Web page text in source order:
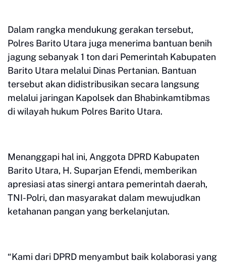
Dalam rangka mendukung gerakan tersebut,
Polres Barito Utara juga menerima bantuan benih
jagung sebanyak 1 ton dari Pemerintah Kabupaten
Barito Utara melalui Dinas Pertanian. Bantuan
tersebut akan didistribusikan secara langsung
melalui jaringan Kapolsek dan Bhabinkamtibmas
di wilayah hukum Polres Barito Utara.
Menanggapi hal ini, Anggota DPRD Kabupaten
Barito Utara, H. Suparjan Efendi, memberikan
apresiasi atas sinergi antara pemerintah daerah,
TNI-Polri, dan masyarakat dalam mewujudkan
ketahanan pangan yang berkelanjutan.
“Kami dari DPRD menyambut baik kolaborasi yang